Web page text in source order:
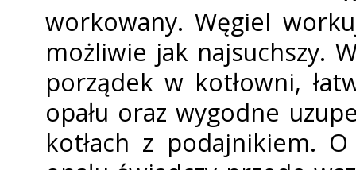
workowany. Węgiel
możliwie jak najsuchszy.
porządek w kotłowni,
opału oraz wygodne
kotłach z podajnikiem.